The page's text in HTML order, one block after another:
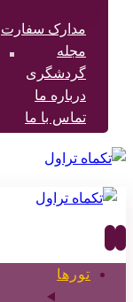
مدارک سفارت
مجله
گردشگری
درباره ما
تماس با ما
تورها